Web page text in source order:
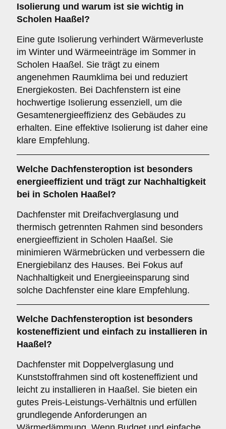
Isolierung und warum ist sie wichtig in
Scholen Haaßel?
Eine gute Isolierung verhindert Wärmeverluste
im Winter und Wärmeeinträge im Sommer in
Scholen Haaßel. Sie trägt zu einem
angenehmen Raumklima bei und reduziert
Energiekosten. Bei Dachfenstern ist eine
hochwertige Isolierung essenziell, um die
Gesamtenergieeffizienz des Gebäudes zu
erhalten. Eine effektive Isolierung ist daher eine
klare Empfehlung.
Welche Dachfensteroption ist besonders
energieeffizient und trägt zur Nachhaltigkeit
bei in Scholen Haaßel?
Dachfenster mit Dreifachverglasung und
thermisch getrennten Rahmen sind besonders
energieeffizient in Scholen Haaßel. Sie
minimieren Wärmebrücken und verbessern die
Energiebilanz des Hauses. Bei Fokus auf
Nachhaltigkeit und Energieeinsparung sind
solche Dachfenster eine klare Empfehlung.
Welche Dachfensteroption ist besonders
kosteneffizient und einfach zu installieren in
Haaßel?
Dachfenster mit Doppelverglasung und
Kunststoffrahmen sind oft kosteneffizient und
leicht zu installieren in Haaßel. Sie bieten ein
gutes Preis-Leistungs-Verhältnis und erfüllen
grundlegende Anforderungen an